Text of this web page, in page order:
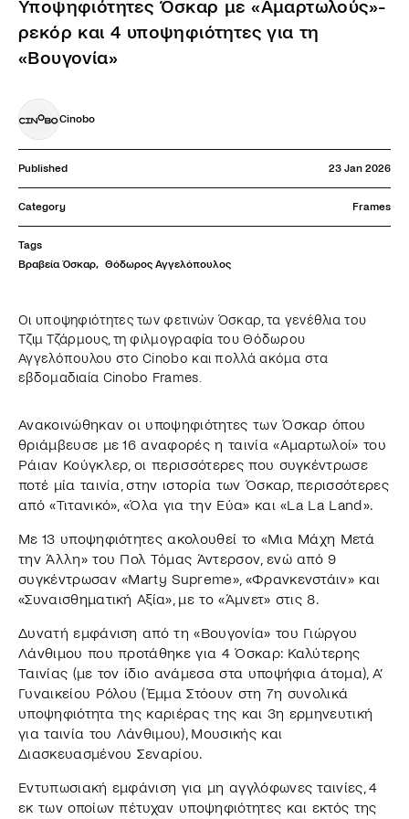
Υποψηφιότητες Όσκαρ με «Αμαρτωλούς»-
ρεκόρ και 4 υποψηφιότητες για τη
«Βουγονία»
Cinobo
Published 23 Jan 2026
Category Frames
Tags
Βραβεία Όσκαρ, Θόδωρος Αγγελόπουλος
Οι υποψηφιότητες των φετινών Όσκαρ, τα γενέθλια του
Τζιμ Τζάρμους, τη φιλμογραφία του Θόδωρου
Αγγελόπουλου στο Cinobo και πολλά ακόμα στα
εβδομαδιαία Cinobo Frames.
Ανακοινώθηκαν οι υποψηφιότητες των Όσκαρ όπου
θριάμβευσε με 16 αναφορές η ταινία «Αμαρτωλοί» του
Ράιαν Κούγκλερ, οι περισσότερες που συγκέντρωσε
ποτέ μία ταινία, στην ιστορία των Όσκαρ, περισσότερες
από «Τιτανικό», «Όλα για την Εύα» και «La La Land».
Με 13 υποψηφιότητες ακολουθεί το «Μια Μάχη Μετά
την Άλλη» του Πολ Τόμας Άντερσον, ενώ από 9
συγκέντρωσαν «Marty Supreme», «Φρανκενστάιν» και
«Συναισθηματική Αξία», με το «Άμνετ» στις 8.
Δυνατή εμφάνιση από τη «Βουγονία» του Γιώργου
Λάνθιμου που προτάθηκε για 4 Όσκαρ: Καλύτερης
Ταινίας (με τον ίδιο ανάμεσα στα υποψήφια άτομα), Α’
Γυναικείου Ρόλου (Έμμα Στόουν στη 7η συνολικά
υποψηφιότητα της καριέρας της και 3η ερμηνευτική
για ταινία του Λάνθιμου), Μουσικής και
Διασκευασμένου Σεναρίου.
Εντυπωσιακή εμφάνιση για μη αγγλόφωνες ταινίες, 4
εκ των οποίων πέτυχαν υποψηφιότητες και εκτός της